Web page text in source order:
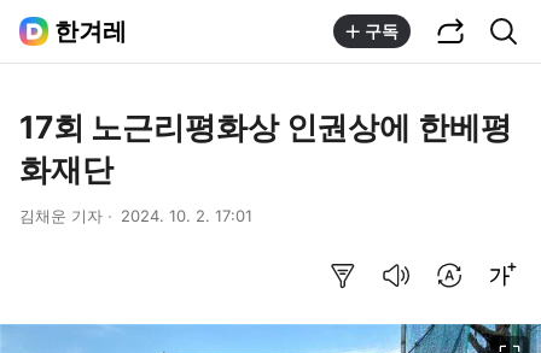
한겨레 구독
17회 노근리평화상 인권상에 한베평
화재단
김채운 기자 2024. 10. 2. 17:01